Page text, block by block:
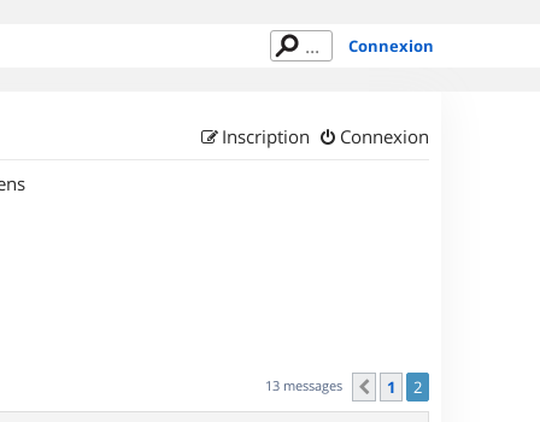
Connexion
Connexion
Inscription
13 messages Précédent
1 2